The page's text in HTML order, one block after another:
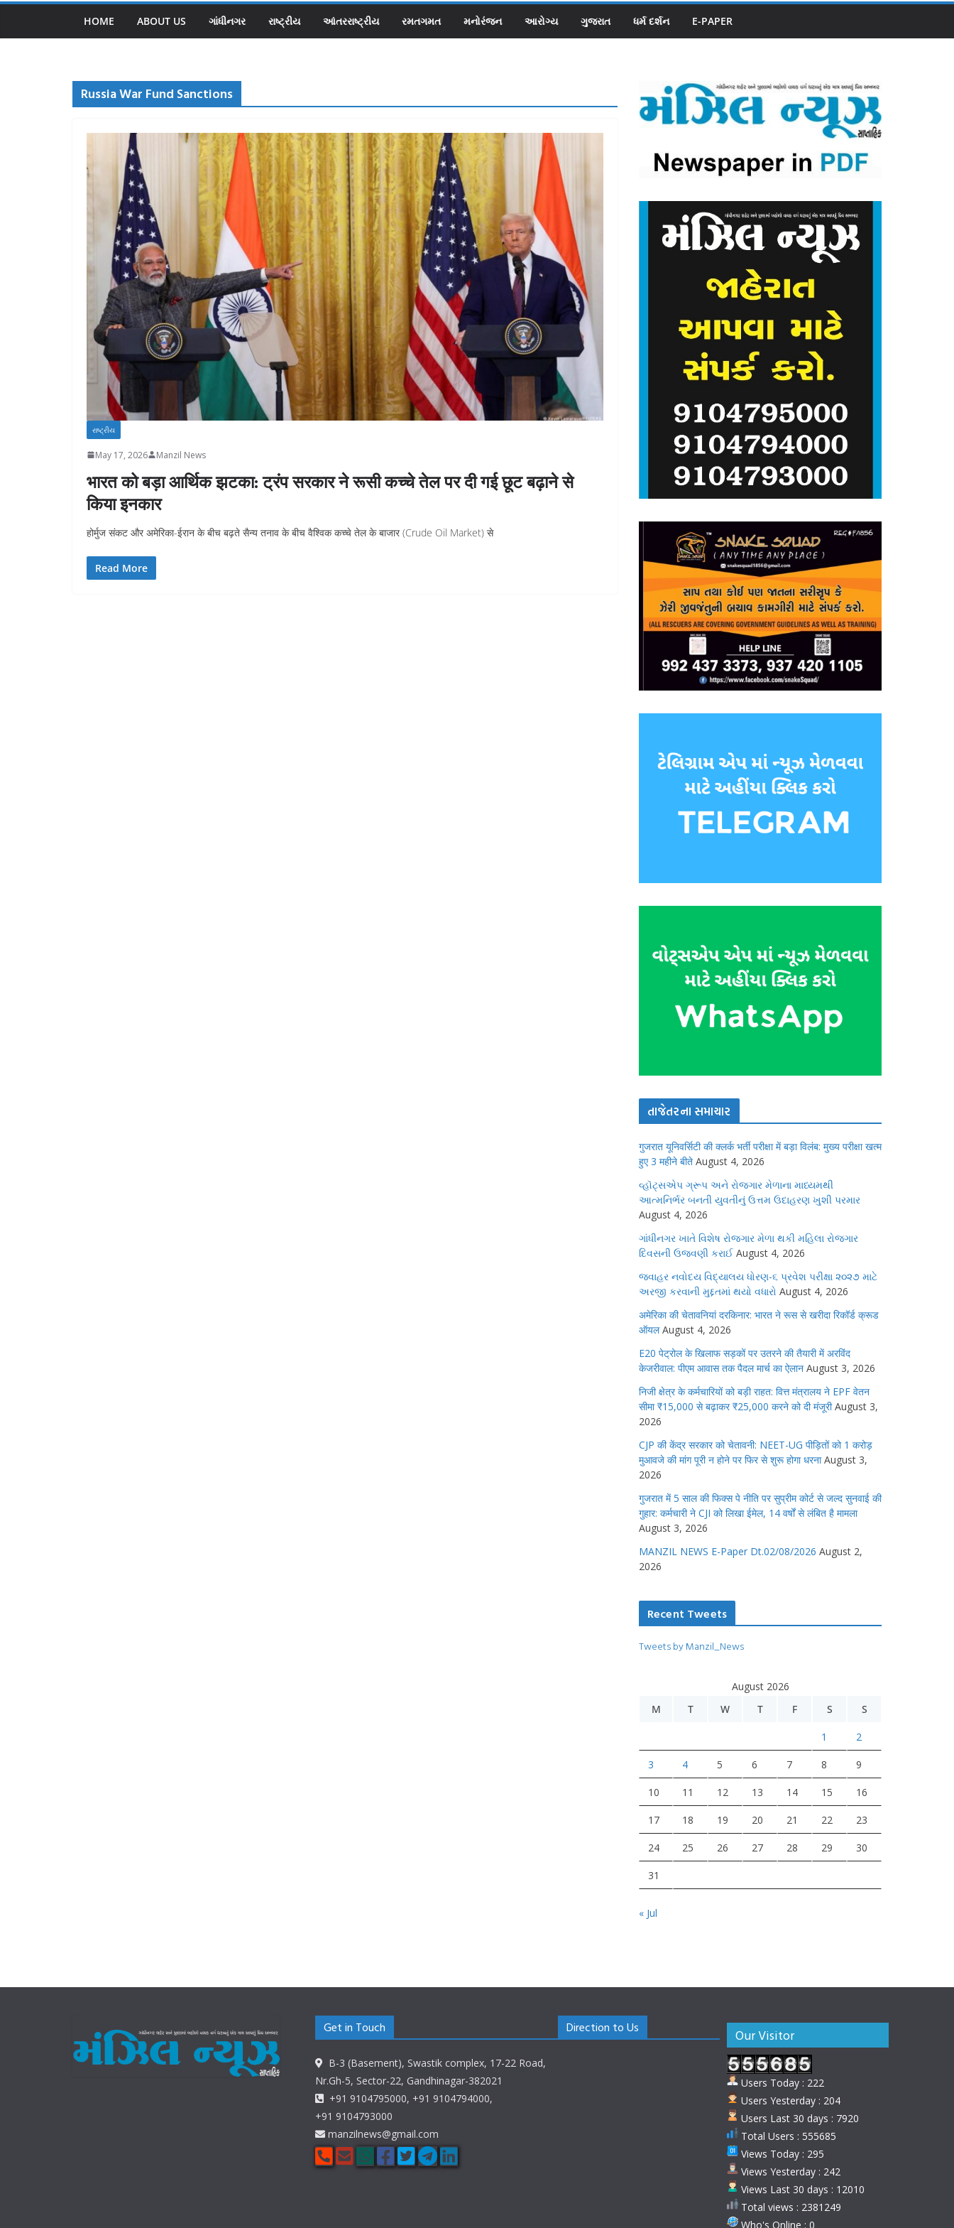
HOME ABOUT US ગાંધીનગર રાષ્ટ્રીય આંતરરાષ્ટ્રીય રમતગમત મનોરંજન આરોગ્ય ગુજરાત ધર્મ દર્શન E-PAPER
Russia War Fund Sanctions
રાષ્ટ્રીય
May 17, 2026 Manzil News
भारत को बड़ा आर्थिक झटका: ट्रंप सरकार ने रूसी कच्चे तेल पर दी गई छूट बढ़ाने से
किया इनकार
होर्मुज संकट और अमेरिका-ईरान के बीच बढ़ते सैन्य तनाव के बीच वैश्विक कच्चे तेल के बाजार (Crude Oil Market) से
Read More
તાજેતરના સમાચાર
गुजरात यूनिवर्सिटी की क्लर्क भर्ती परीक्षा में बड़ा विलंब: मुख्य परीक्षा खत्म
हुए 3 महीने बीते August 4, 2026
વ્હૉટ્સએપ ગ્રૂપ અને રોજગાર મેળાના માધ્યમથી
આત્મનિર્ભર બનતી યુવતીનું ઉત્તમ ઉદાહરણ ખુશી પરમાર
August 4, 2026
ગાંધીનગર ખાતે વિશેષ રોજગાર મેળા થકી મહિલા રોજગાર
દિવસની ઉજવણી કરાઈ August 4, 2026
જવાહર નવોદય વિદ્યાલય ધોરણ-૬ પ્રવેશ પરીક્ષા ૨૦૨૭ માટે
અરજી કરવાની મુદ્દતમાં થયો વધારો August 4, 2026
अमेरिका की चेतावनियां दरकिनार: भारत ने रूस से खरीदा रिकॉर्ड क्रूड
ऑयल August 4, 2026
E20 पेट्रोल के खिलाफ सड़कों पर उतरने की तैयारी में अरविंद
केजरीवाल: पीएम आवास तक पैदल मार्च का ऐलान August 3, 2026
निजी क्षेत्र के कर्मचारियों को बड़ी राहत: वित्त मंत्रालय ने EPF वेतन
सीमा ₹15,000 से बढ़ाकर ₹25,000 करने को दी मंजूरी August 3,
2026
CJP की केंद्र सरकार को चेतावनी: NEET-UG पीड़ितों को 1 करोड़
मुआवजे की मांग पूरी न होने पर फिर से शुरू होगा धरना August 3,
2026
गुजरात में 5 साल की फिक्स पे नीति पर सुप्रीम कोर्ट से जल्द सुनवाई की
गुहार: कर्मचारी ने CJI को लिखा ईमेल, 14 वर्षों से लंबित है मामला
August 3, 2026
MANZIL NEWS E-Paper Dt.02/08/2026 August 2,
2026
Recent Tweets
Tweets by Manzil_News
August 2026
M
T W T F S S
1 2
3 4 5 6 7 8 9
10 11 12 13 14 15 16
17 18 19 20 21 22 23
24 25 26 27 28 29 30
31
« Jul
Get in Touch
B-3 (Basement), Swastik complex, 17-22 Road,
Nr.Gh-5, Sector-22, Gandhinagar-382021
+91 9104795000, +91 9104794000,
+91 9104793000
manzilnews@gmail.com
Direction to Us Our Visitor
Users Today : 222
Users Yesterday : 204
Users Last 30 days : 7920
Total Users : 555685
Views Today : 295
Views Yesterday : 242
Views Last 30 days : 12010
Total views : 2381249
Who's Online : 0